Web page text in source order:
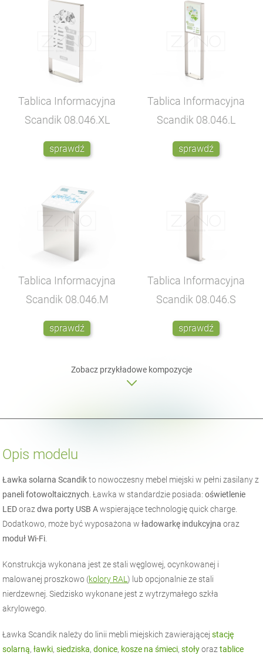
Tablica Informacyjna
Scandik 08.046.XL
sprawdź
Tablica Informacyjna
Scandik 08.046.L
sprawdź
Tablica Informacyjna
Scandik 08.046.M
sprawdź
Tablica Informacyjna
Scandik 08.046.S
sprawdź
Zobacz przykładowe kompozycje
Opis modelu
Ławka solarna Scandikto nowoczesny mebel miejski w pełni zasilany z
paneli fotowoltaicznych. Ławka w standardzie posiada:oświetlenie
LEDorazdwa porty USB Awspierające technologię quick charge.
Dodatkowo, może być wyposażona władowarkę indukcyjna oraz
moduł Wi-Fi.
Konstrukcja wykonana jest ze stali węglowej, ocynkowanej i
malowanej proszkowo (kolory RAL) lub opcjonalnie ze stali
nierdzewnej. Siedzisko wykonane jest z wytrzymałego szkła
akrylowego.
Ławka Scandik należy do linii mebli miejskich zawierającejstację
solarną,ławki,siedziska,donice, kosze na śmieci,stołyoraztablice